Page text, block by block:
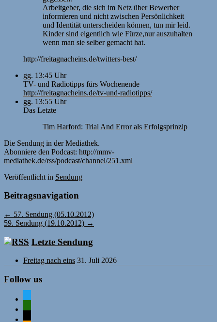
Arbeitgeber, die sich im Netz über Bewerber
informieren und nicht zwischen Persönlichkeit
und Identität unterscheiden können, tun mir leid.
Kinder sind eigentlich wie Fürze,nur auszuhalten
wenn man sie selber gemacht hat.
http://freitagnacheins.de/twitters-best/
gg. 13:45 Uhr
TV- und Radiotipps fürs Wochenende
http://freitagnacheins.de/tv-und-radiotipps/
gg. 13:55 Uhr
Das Letzte
Tim Harford: Trial And Error als Erfolgsprinzip
Die Sendung in der Mediathek.
Abonniere den Podcast: http://mmv-
mediathek.de/rss/podcast/channel/251.xml
Veröffentlicht in Sendung
Beitragsnavigation
← 57. Sendung (05.10.2012)
59. Sendung (19.10.2012) →
Letzte Sendung
Freitag nach eins 31. Juli 2026
Follow us